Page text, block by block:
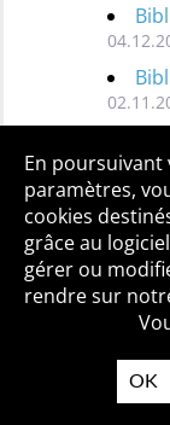
Qui sommes-
En poursuivant
paramètres,
cookies
grâce au
gérer ou
rendre sur
OK